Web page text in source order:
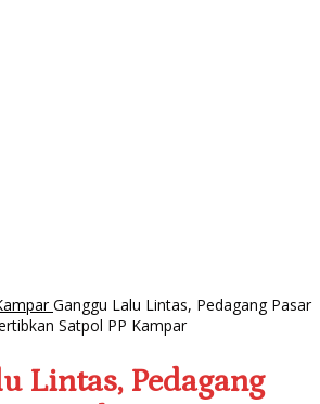
Ganggu Lalu Lintas, Pedagang Pasar
Satpol PP Kampar
Lintas, Pedagang